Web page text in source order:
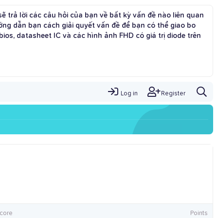
trả lời các câu hỏi của bạn về bất kỳ vấn đề nào liên quan
dẫn bạn cách giải quyết vấn đề để bạn có thể giao bo
datasheet IC và các hình ảnh FHD có giá trị diode trên
Log in Register
Points